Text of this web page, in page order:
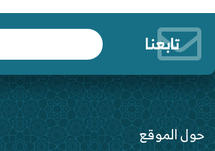
تابعنا
حول الموقع